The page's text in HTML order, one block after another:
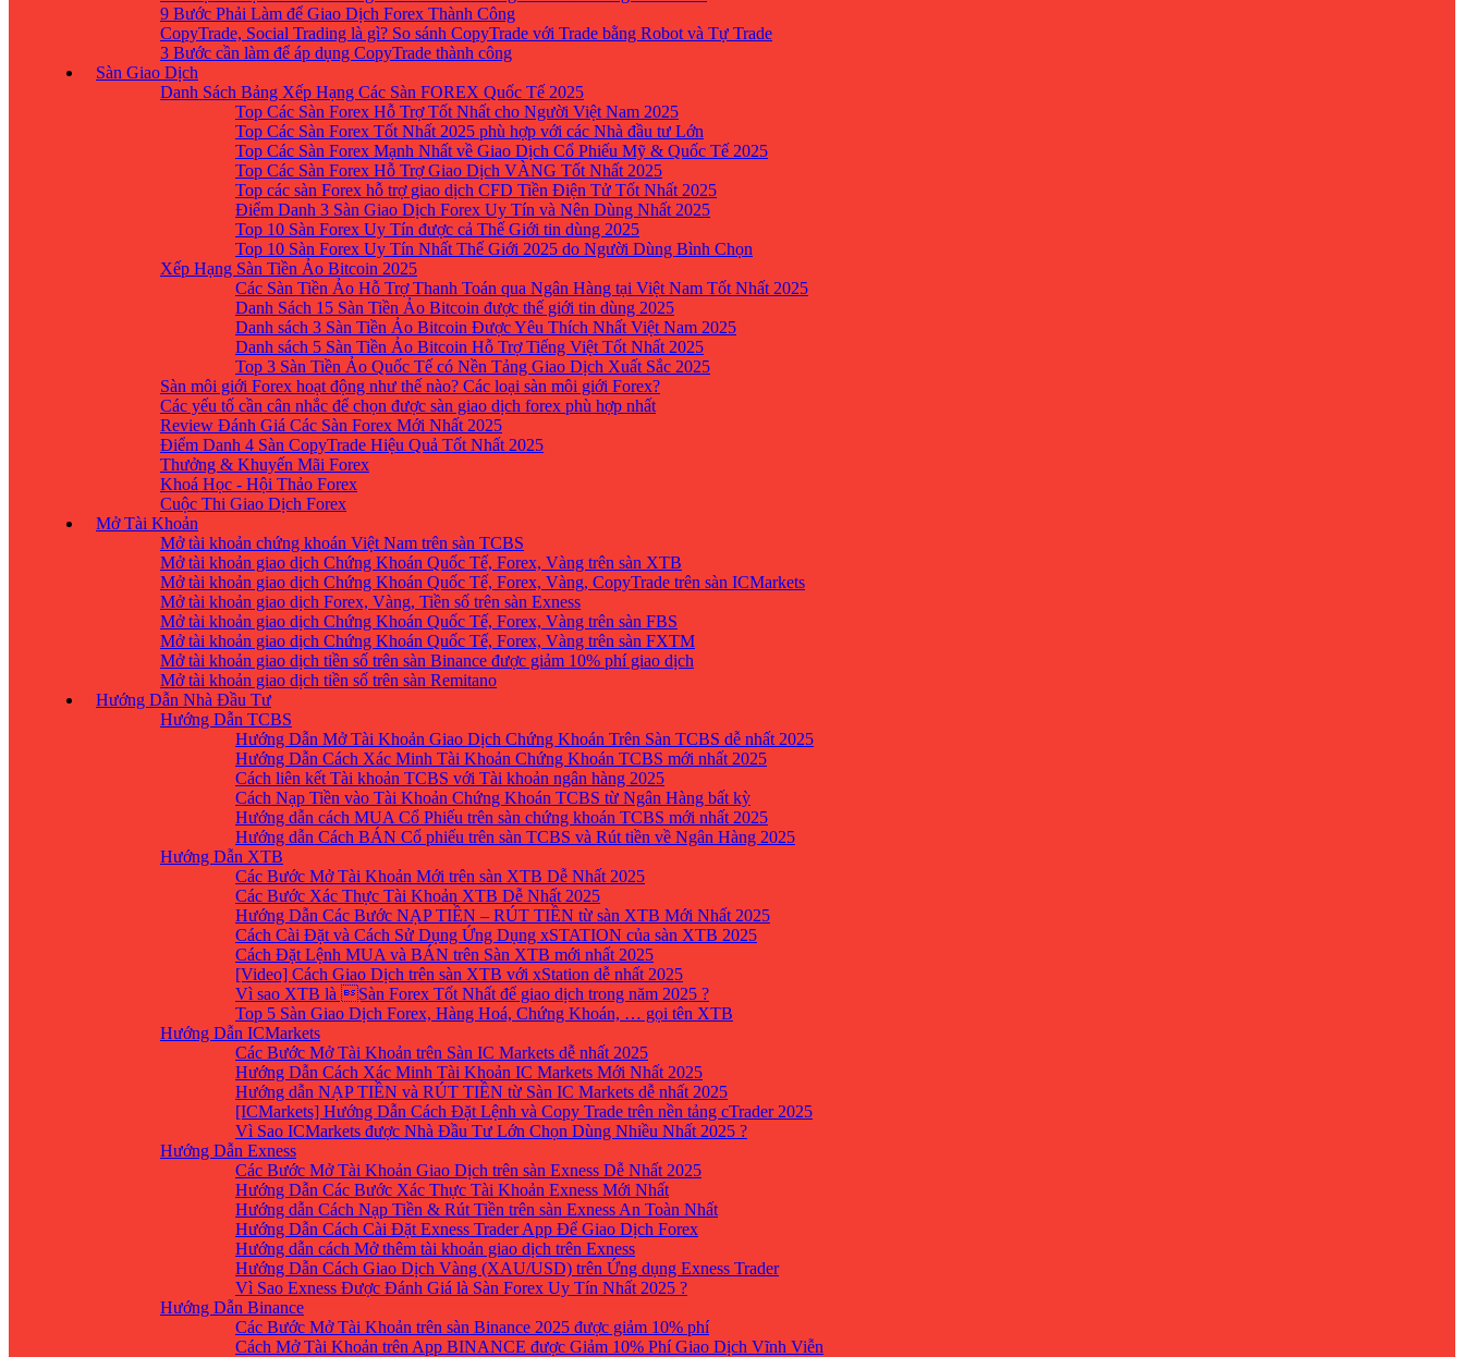
9 Bước Phải Làm để Giao Dịch Forex Thành Công
CopyTrade, Social Trading là gì? So sánh CopyTrade với Trade bằng Robot và Tự Trade
3 Bước cần làm để áp dụng CopyTrade thành công
Sàn Giao Dịch
Danh Sách Bảng Xếp Hạng Các Sàn FOREX Quốc Tế 2025
Top Các Sàn Forex Hỗ Trợ Tốt Nhất cho Người Việt Nam 2025
Top Các Sàn Forex Tốt Nhất 2025 phù hợp với các Nhà đầu tư Lớn
Top Các Sàn Forex Mạnh Nhất về Giao Dịch Cổ Phiếu Mỹ & Quốc Tế 2025
Top Các Sàn Forex Hỗ Trợ Giao Dịch VÀNG Tốt Nhất 2025
Top các sàn Forex hỗ trợ giao dịch CFD Tiền Điện Tử Tốt Nhất 2025
Điểm Danh 3 Sàn Giao Dịch Forex Uy Tín và Nên Dùng Nhất 2025
Top 10 Sàn Forex Uy Tín được cả Thế Giới tin dùng 2025
Top 10 Sàn Forex Uy Tín Nhất Thế Giới 2025 do Người Dùng Bình Chọn
Xếp Hạng Sàn Tiền Ảo Bitcoin 2025
Các Sàn Tiền Ảo Hỗ Trợ Thanh Toán qua Ngân Hàng tại Việt Nam Tốt Nhất 2025
Danh Sách 15 Sàn Tiền Ảo Bitcoin được thế giới tin dùng 2025
Danh sách 3 Sàn Tiền Ảo Bitcoin Được Yêu Thích Nhất Việt Nam 2025
Danh sách 5 Sàn Tiền Ảo Bitcoin Hỗ Trợ Tiếng Việt Tốt Nhất 2025
Top 3 Sàn Tiền Ảo Quốc Tế có Nền Tảng Giao Dịch Xuất Sắc 2025
Sàn môi giới Forex hoạt động như thế nào? Các loại sàn môi giới Forex?
Các yếu tố cần cân nhắc để chọn được sàn giao dịch forex phù hợp nhất
Review Đánh Giá Các Sàn Forex Mới Nhất 2025
Điểm Danh 4 Sàn CopyTrade Hiệu Quả Tốt Nhất 2025
Thưởng & Khuyến Mãi Forex
Khoá Học - Hội Thảo Forex
Cuộc Thi Giao Dịch Forex
Mở Tài Khoản
Mở tài khoản chứng khoán Việt Nam trên sàn TCBS
Mở tài khoản giao dịch Chứng Khoán Quốc Tế, Forex, Vàng trên sàn XTB
Mở tài khoản giao dịch Chứng Khoán Quốc Tế, Forex, Vàng, CopyTrade trên sàn ICMarkets
Mở tài khoản giao dịch Forex, Vàng, Tiền số trên sàn Exness
Mở tài khoản giao dịch Chứng Khoán Quốc Tế, Forex, Vàng trên sàn FBS
Mở tài khoản giao dịch Chứng Khoán Quốc Tế, Forex, Vàng trên sàn FXTM
Mở tài khoản giao dịch tiền số trên sàn Binance được giảm 10% phí giao dịch
Mở tài khoản giao dịch tiền số trên sàn Remitano
Hướng Dẫn Nhà Đầu Tư
Hướng Dẫn TCBS
Hướng Dẫn Mở Tài Khoản Giao Dịch Chứng Khoán Trên Sàn TCBS dễ nhất 2025
Hướng Dẫn Cách Xác Minh Tài Khoản Chứng Khoán TCBS mới nhất 2025
Cách liên kết Tài khoản TCBS với Tài khoản ngân hàng 2025
Cách Nạp Tiền vào Tài Khoản Chứng Khoán TCBS từ Ngân Hàng bất kỳ
Hướng dẫn cách MUA Cổ Phiếu trên sàn chứng khoán TCBS mới nhất 2025
Hướng dẫn Cách BÁN Cổ phiếu trên sàn TCBS và Rút tiền về Ngân Hàng 2025
Hướng Dẫn XTB
Các Bước Mở Tài Khoản Mới trên sàn XTB Dễ Nhất 2025
Các Bước Xác Thực Tài Khoản XTB Dễ Nhất 2025
Hướng Dẫn Các Bước NẠP TIỀN – RÚT TIỀN từ sàn XTB Mới Nhất 2025
Cách Cài Đặt và Cách Sử Dụng Ứng Dụng xSTATION của sàn XTB 2025
Cách Đặt Lệnh MUA và BÁN trên Sàn XTB mới nhất 2025
[Video] Cách Giao Dịch trên sàn XTB với xStation dễ nhất 2025
Vì sao XTB là Sàn Forex Tốt Nhất để giao dịch trong năm 2025 ?
Top 5 Sàn Giao Dịch Forex, Hàng Hoá, Chứng Khoán, … gọi tên XTB
Hướng Dẫn ICMarkets
Các Bước Mở Tài Khoản trên Sàn IC Markets dễ nhất 2025
Hướng Dẫn Cách Xác Minh Tài Khoản IC Markets Mới Nhất 2025
Hướng dẫn NẠP TIỀN và RÚT TIỀN từ Sàn IC Markets dễ nhất 2025
[ICMarkets] Hướng Dẫn Cách Đặt Lệnh và Copy Trade trên nền tảng cTrader 2025
Vì Sao ICMarkets được Nhà Đầu Tư Lớn Chọn Dùng Nhiều Nhất 2025 ?
Hướng Dẫn Exness
Các Bước Mở Tài Khoản Giao Dịch trên sàn Exness Dễ Nhất 2025
Hướng Dẫn Các Bước Xác Thực Tài Khoản Exness Mới Nhất
Hướng dẫn Cách Nạp Tiền & Rút Tiền trên sàn Exness An Toàn Nhất
Hướng Dẫn Cách Cài Đặt Exness Trader App Để Giao Dịch Forex
Hướng dẫn cách Mở thêm tài khoản giao dịch trên Exness
Hướng Dẫn Cách Giao Dịch Vàng (XAU/USD) trên Ứng dụng Exness Trader
Vì Sao Exness Được Đánh Giá là Sàn Forex Uy Tín Nhất 2025 ?
Hướng Dẫn Binance
Các Bước Mở Tài Khoản trên sàn Binance 2025 được giảm 10% phí
Cách Mở Tài Khoản trên App BINANCE được Giảm 10% Phí Giao Dịch Vĩnh Viễn